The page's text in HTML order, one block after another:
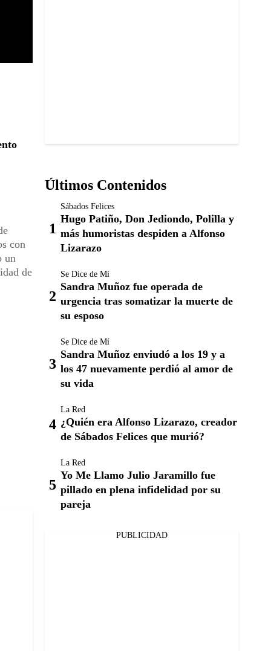
con
un
de
Últimos Contenidos
Sábados Felices
Hugo Patiño, Don Jediondo, Polilla y
más humoristas despiden a Alfonso
Lizarazo
Se Dice de Mí
Sandra Muñoz fue operada de
urgencia tras somatizar la muerte de
su esposo
Se Dice de Mí
Sandra Muñoz enviudó a los 19 y a
los 47 nuevamente perdió al amor de
su vida
La Red
¿Quién era Alfonso Lizarazo, creador
de Sábados Felices que murió?
La Red
Yo Me Llamo Julio Jaramillo fue
pillado en plena infidelidad por su
pareja
PUBLICIDAD